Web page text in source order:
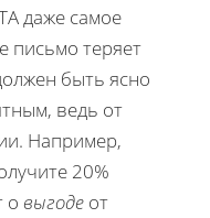
даже самое
письмо теряет
быть ясно
ведь от
Например,
20%
о выгоде от